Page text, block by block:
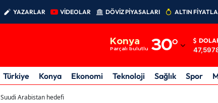
YAZARLAR VİDEOLAR DÖVİZ PİYASALARI ALTIN
Konya
Parçalı bulutlu 30°
Adıyaman
Afyonkarahisar
Türkiye Konya Ekonomi Teknoloji Sağlık Spor
Suudi Arabistan hedefi